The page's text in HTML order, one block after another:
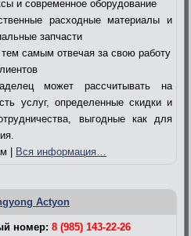
и современное оборудование
расходные материалы и
запчасти
самым отвечая за свою работу
может рассчитывать на
услуг, определенные скидки и
выгодные как для
| Вся информация…
Actyon
номер: 8 (985) 143-22-26